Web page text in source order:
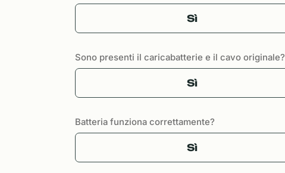
Sì
Sono presenti il caricabatterie e il cavo originale?
Sì
Batteria funziona correttamente?
Sì